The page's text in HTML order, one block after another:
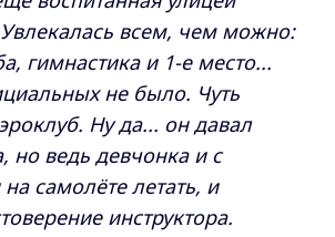
всем, чем можно:
гимнастика и 1-е место...
не было. Чуть
Ну да... он давал
но ведь девчонка и с
самолёте летать, и
инструктора.